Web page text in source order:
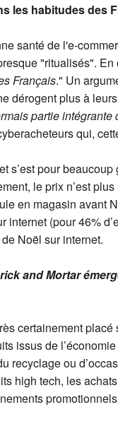
les habitudes des
santé de l'e-
"ritualisés".
Français." Un
dérogent plus à
partie
qui,
s’est pour
le prix n’est
en magasin avant
internet (pour 46%
Noël sur internet.
and Mortar
certainement
issus de
recyclage ou
high tech, les